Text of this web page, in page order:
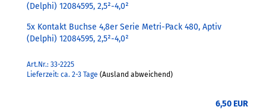
(Delphi) 12084595, 2,5²-4,0²
5x Kontakt Buchse 4,8er Serie Metri-Pack 480, Aptiv
(Delphi) 12084595, 2,5²-4,0²
Art.Nr.: 33-2225
Lieferzeit: ca. 2-3 Tage (Ausland abweichend)
6,50 EUR